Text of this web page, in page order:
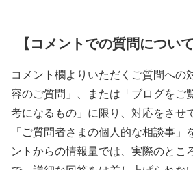
【コメントでの質問について
コメント欄よりいただくご質問への
容のご質問」、または「ブログをご
考になるもの」に限り、対応をさせ
「ご質問者さまの個人的な相談事」
ントからの情報量では、実際のとこ